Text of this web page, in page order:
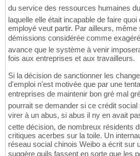
du service des ressources humaines
laquelle elle était incapable de faire
employé veut partir. Par ailleurs, même
démissions considérée comme
avance que le système à venir
fois aux entreprises et aux travailleurs.
Si la décision de sanctionner les
d'emploi n'est motivée que par une
entreprises de maintenir bon gré mal
pourrait se demander si ce crédit
virer à un abus, si abus il ny en avait
cette décision, de nombreux résidents
critiques acerbes sur la toile. Un
réseau social chinois Weibo a écrit sur
suggère quils fassent en sorte que les